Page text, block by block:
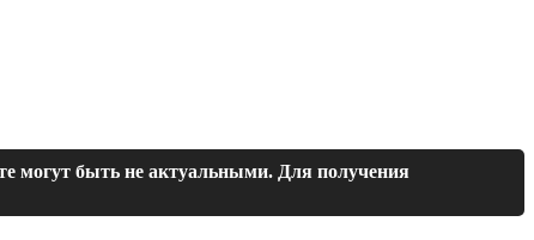
могут быть не актуальными. Для получения